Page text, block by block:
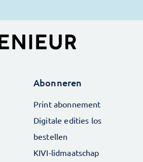
Abonneren
Print abonnement
Digitale edities los
bestellen
KIVI-lidmaatschap